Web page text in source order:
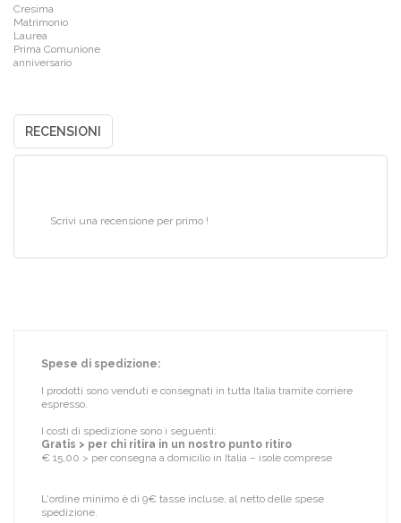
Cresima
Matrimonio
Laurea
Prima Comunione
anniversario
RECENSIONI
Scrivi una recensione per primo !
Spese di spedizione:
I prodotti sono venduti e consegnati in tutta Italia tramite corriere
espresso.
I costi di spedizione sono i seguenti:
Gratis > per chi ritira in un nostro punto ritiro
€ 15,00 > per consegna a domicilio in Italia – isole comprese
L'ordine minimo è di 9€ tasse incluse, al netto delle spese
spedizione.